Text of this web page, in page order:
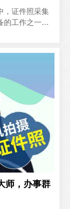
，证件照采集
的工作之一，
师，办事群